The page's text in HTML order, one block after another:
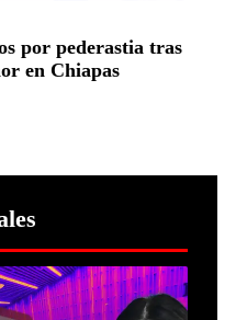
por pederastia tras
en Chiapas